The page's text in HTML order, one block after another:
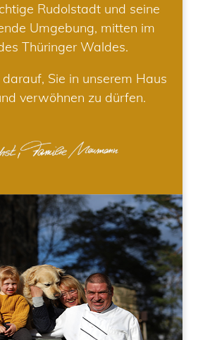
Rudolstadt und seine
Umgebung, mitten im
Thüringer Waldes.
Sie in unserem Haus
verwöhnen zu dürfen.